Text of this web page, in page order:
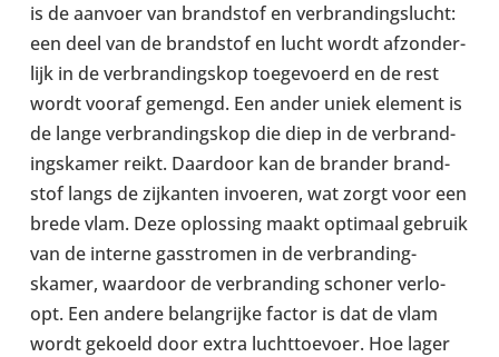
is de aanvoer van brand­stof en ver­brand­ings­lucht:
een deel van de brand­stof en lucht wordt afzon­der­
lijk in de ver­brand­ing­skop toege­vo­erd en de rest
wordt vooraf gemengd. Een ander uniek element is
de lange ver­brand­ing­skop die diep in de ver­brand­
ing­skamer reikt. Daar­door kan de brander brand­
stof langs de zijkanten invo­eren, wat zorgt voor een
brede vlam. Deze oplossing maakt optim­aal gebruik
van de interne gasstro­men in de ver­brand­ing­
skamer, waar­door de ver­brand­ing schoner ver­lo­
opt. Een andere belan­grijke factor is dat de vlam
wordt gekoeld door extra lucht­to­e­voer. Hoe lager